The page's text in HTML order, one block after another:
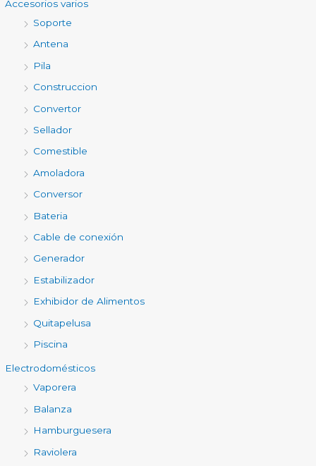
Accesorios varios
Soporte
Antena
Pila
Construccion
Convertor
Sellador
Comestible
Amoladora
Conversor
Bateria
Cable de conexión
Generador
Estabilizador
Exhibidor de Alimentos
Quitapelusa
Piscina
Electrodomésticos
Vaporera
Balanza
Hamburguesera
Raviolera